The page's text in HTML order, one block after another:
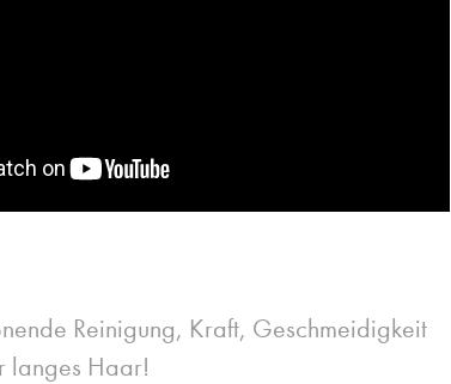
Reinigung, Kraft, Geschmeidigkeit
langes Haar!